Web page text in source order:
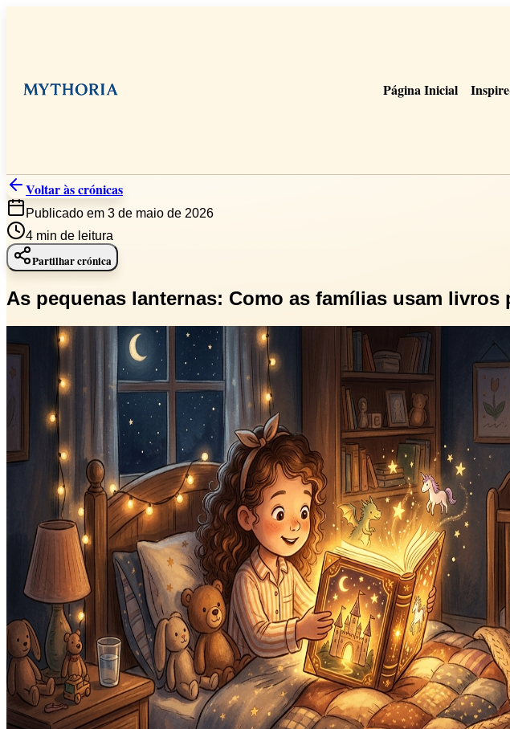
Página Inicial
Voltar às crónicas
Publicado em 3 de maio de 2026
4 min de leitura
Partilhar crónica
As pequenas lanternas: Como as famílias usam